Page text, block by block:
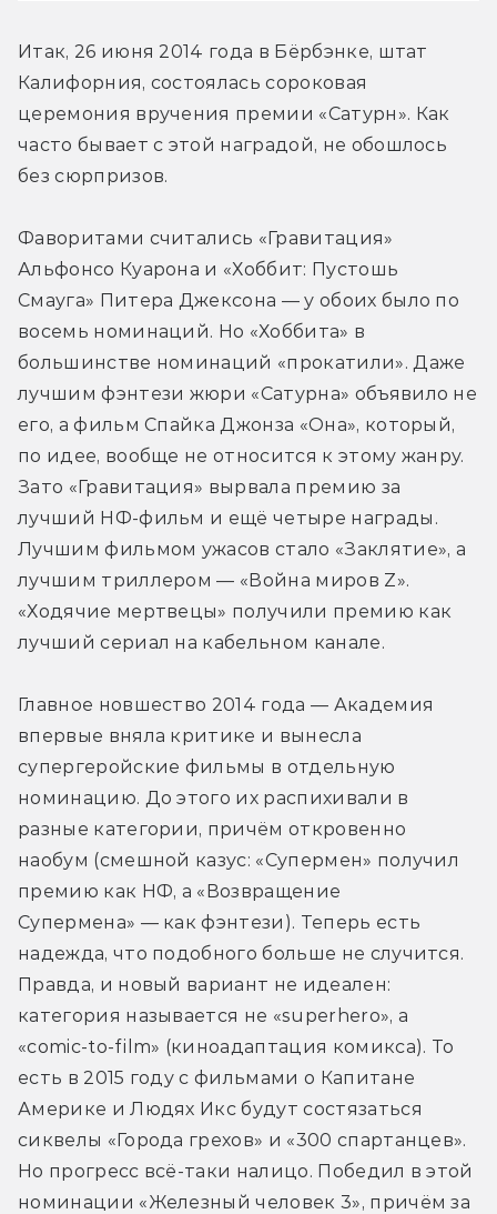
Итак, 26 июня 2014 года в Бёрбэнке, штат
Калифорния, состоялась сороковая
церемония вручения премии «Сатурн». Как
часто бывает с этой наградой, не обошлось
без сюрпризов.
Фаворитами считались «Гравитация»
Альфонсо Куарона и «Хоббит: Пустошь
Смауга» Питера Джексона — у обоих было по
восемь номинаций. Но «Хоббита» в
большинстве номинаций «прокатили». Даже
лучшим фэнтези жюри «Сатурна» объявило не
его, а фильм Спайка Джонза «Она», который,
по идее, вообще не относится к этому жанру.
Зато «Гравитация» вырвала премию за
лучший НФ-фильм и ещё четыре награды.
Лучшим фильмом ужасов стало «Заклятие», а
лучшим триллером — «Война миров Z».
«Ходячие мертвецы» получили премию как
лучший сериал на кабельном канале.
Главное новшество 2014 года — Академия
впервые вняла критике и вынесла
супергеройские фильмы в отдельную
номинацию. До этого их распихивали в
разные категории, причём откровенно
наобум (смешной казус: «Супермен» получил
премию как НФ, а «Возвращение
Супермена» — как фэнтези). Теперь есть
надежда, что подобного больше не случится.
Правда, и новый вариант не идеален:
категория называется не «superhero», а
«comic-to-ﬁlm» (киноадаптация комикса). То
есть в 2015 году с фильмами о Капитане
Америке и Людях Икс будут состязаться
сиквелы «Города грехов» и «300 спартанцев».
Но прогресс всё-таки налицо. Победил в этой
номинации «Железный человек 3», причём за